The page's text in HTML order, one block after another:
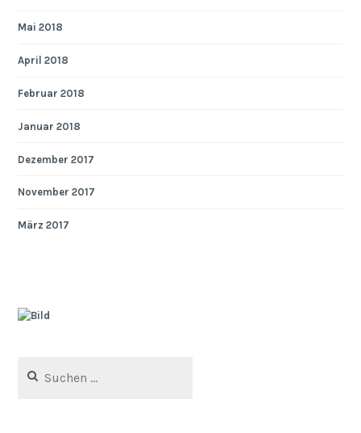
Mai 2018
April 2018
Februar 2018
Januar 2018
Dezember 2017
November 2017
März 2017
nach: